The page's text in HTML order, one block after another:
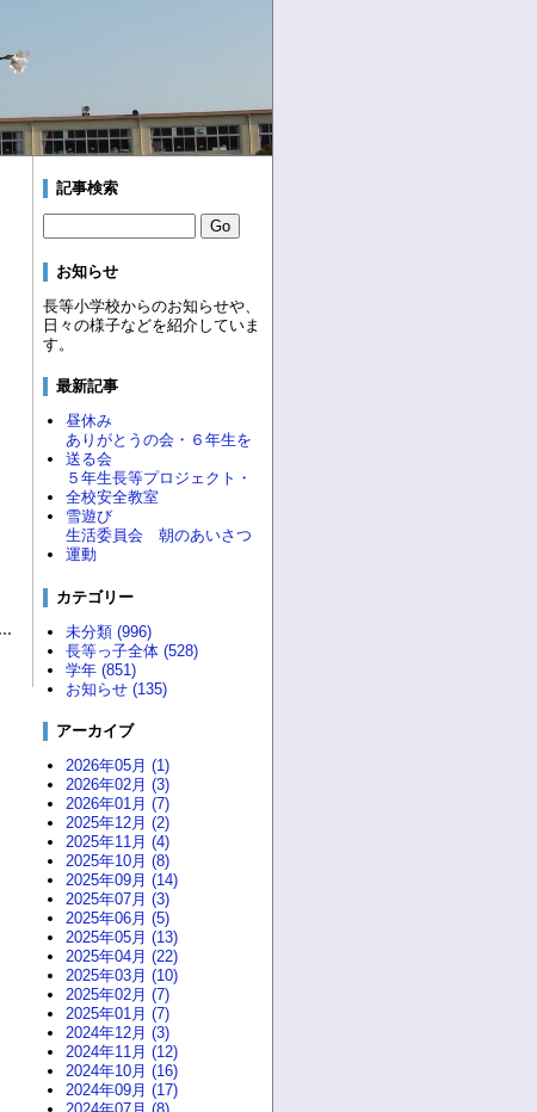
記事検索
お知らせ
長等小学校からのお知らせや、
日々の様子などを紹介していま
す。
最新記事
昼休み
ありがとうの会・６年生を
送る会
５年生長等プロジェクト・
全校安全教室
雪遊び
生活委員会 朝のあいさつ
運動
カテゴリー
未分類 (996)
長等っ子全体 (528)
学年 (851)
お知らせ (135)
アーカイブ
2026年05月 (1)
2026年02月 (3)
2026年01月 (7)
2025年12月 (2)
2025年11月 (4)
2025年10月 (8)
2025年09月 (14)
2025年07月 (3)
2025年06月 (5)
2025年05月 (13)
2025年04月 (22)
2025年03月 (10)
2025年02月 (7)
2025年01月 (7)
2024年12月 (3)
2024年11月 (12)
2024年10月 (16)
2024年09月 (17)